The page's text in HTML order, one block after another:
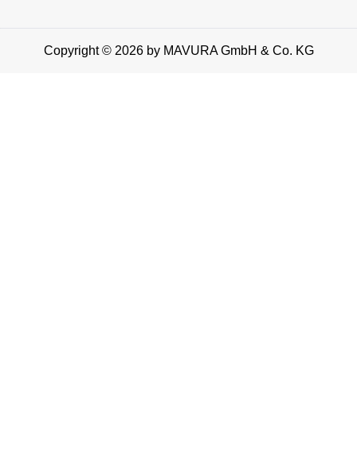
Copyright © 2026 by MAVURA GmbH & Co. KG